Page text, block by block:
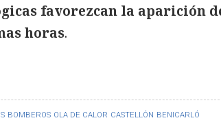
BOMBEROS OLA DE CALOR CASTELLÓN BENICARLÓ
favorezcan la aparición
horas.